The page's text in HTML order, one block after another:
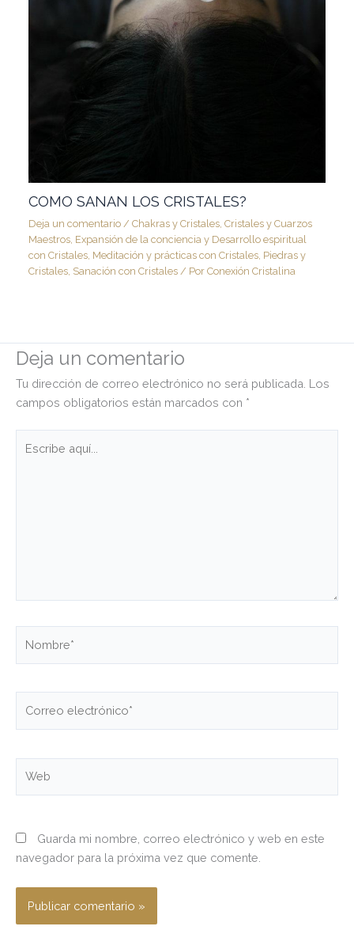
COMO SANAN LOS CRISTALES?
Deja un comentario /Chakras y Cristales ,Cristales y Cuarzos
Maestros Expansión de la conciencia y Desarrollo espiritual
con Cristales Meditación y prácticas con Cristales Piedras y
Cristales Sanación con Cristales / PorConexión Cristalina
Deja un comentario
Tu dirección de correo electrónico no será publicada. Los
campos obligatorios están marcados con *
aquí...
electrónico*
Guarda mi nombre, correo electrónico y web en este
navegador para la próxima vez que comente.